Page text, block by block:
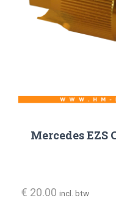
Mercedes
€ 20.00 incl. btw